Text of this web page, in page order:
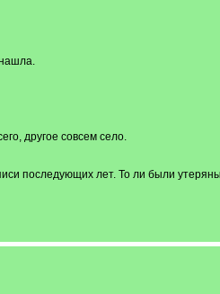
другое совсем село.
последующих лет. То ли были